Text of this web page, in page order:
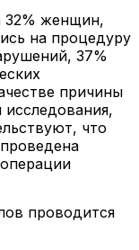
32% женщин,
на процедуру
37%
причины
исследования,
что
проводится